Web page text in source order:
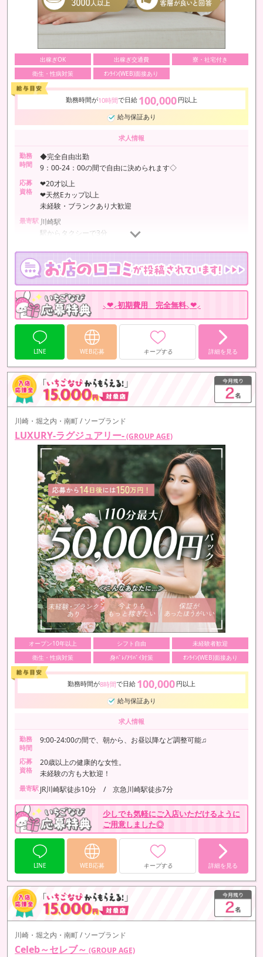
出稼ぎOK 出稼ぎ交通費
寮・社宅付き
衛生・性病対策
ｵﾝﾗｲﾝ(WEB)面接あり
勤務時間が10時間で日給 100,000 円以上
給与保証あり
求人情報
勤務
時間
◆完全自由出勤
9：00-24：00の間で自由に決められます◇
応募
資格
❤︎20才以上
❤︎天然Eカップ以上
未経験・ブランクあり大歓迎
最寄駅 川崎駅
駅からタクシーで3分
⸜❤︎⸝初期費用 完全無料⸜❤︎⸝
LINE WEB応募 キープする 詳細を見る
川崎・堀之内・南町 / ソープランド
LUXURY-ラグジュアリー-(GROUP AGE)
オープン10年以上 シフト自由
未経験者歓迎
衛生・性病対策
身ﾊﾞﾚ/ｱﾘﾊﾞｲ対策 ｵﾝﾗｲﾝ(WEB)面接あり
勤務時間が8時間で日給 100,000 円以上
給与保証あり
求人情報
勤務
時間
9:00-24:00の間で、朝から、お昼以降など調整可能♫
応募
資格
20歳以上の健康的な女性。
未経験の方も大歓迎！
最寄駅 JR川崎駅徒歩10分 / 京急川崎駅徒歩7分
少しでも気軽にご入店いただけるように
ご用意しました◎
LINE WEB応募 キープする 詳細を見る
川崎・堀之内・南町 / ソープランド
Celeb～セレブ～ (GROUP AGE)